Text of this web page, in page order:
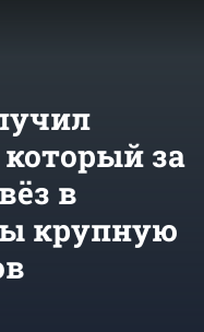
за
в
крупную